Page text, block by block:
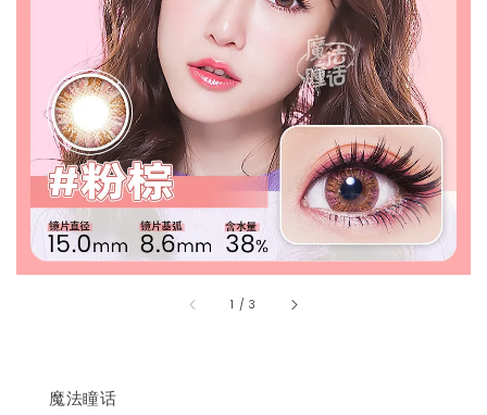
1 /3
魔法瞳话